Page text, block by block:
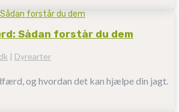
Sådan forstår du dem
| Dyrearter
og hvordan det kan hjælpe din jagt.